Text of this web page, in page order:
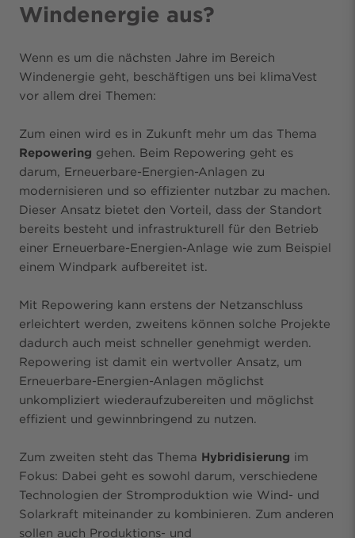
Windenergie aus?
Wenn es um die nächsten Jahre im Bereich
Windenergie geht, beschäftigen uns bei klimaVest
vor allem drei Themen:
Zum einen wird es in Zukunft mehr um das Thema
Repowering gehen. Beim Repowering geht es
darum, Erneuerbare-Energien-Anlagen zu
modernisieren und so effizienter nutzbar zu machen.
Dieser Ansatz bietet den Vorteil, dass der Standort
bereits besteht und infrastrukturell für den Betrieb
einer Erneuerbare-Energien-Anlage wie zum Beispiel
einem Windpark aufbereitet ist.
Mit Repowering kann erstens der Netzanschluss
erleichtert werden, zweitens können solche Projekte
dadurch auch meist schneller genehmigt werden.
Repowering ist damit ein wertvoller Ansatz, um
Erneuerbare-Energien-Anlagen möglichst
unkompliziert wiederaufzubereiten und möglichst
effizient und gewinnbringend zu nutzen.
Zum zweiten steht das Thema Hybridisierung im
Fokus: Dabei geht es sowohl darum, verschiedene
Technologien der Stromproduktion wie Wind- und
Solarkraft miteinander zu kombinieren. Zum anderen
sollen auch Produktions- und